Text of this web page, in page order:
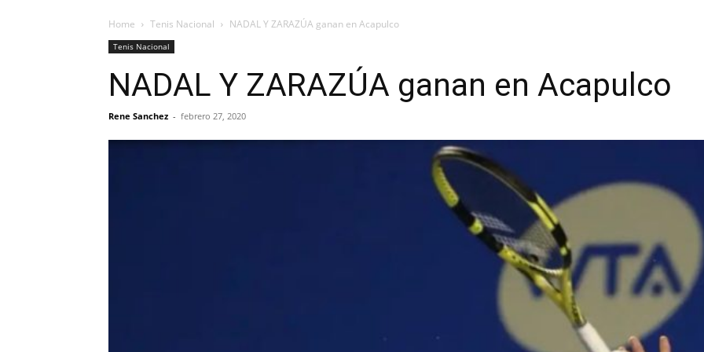
Home Tenis Nacional NADAL Y ZARAZÚA ganan en Acapulco
Tenis Nacional
NADAL Y ZARAZÚA ganan en Acapulco
Rene Sanchez - febrero 27, 2020